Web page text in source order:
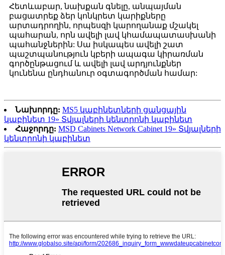
Հետևաբար, նախքան գնելը, անպայման
բացատրեք ձեր կոնկրետ կարիքները
արտադրողին, որպեսզի կարողանաք մշակել
պահարան, որն ավելի լավ կհամապատասխանի
պահանջներին: Սա իսկապես ավելի շատ
պաշտպանություն կբերի ապագա կիրառման
գործընթացում և ավելի լավ արդյունքներ
կունենա ընդհանուր օգտագործման համար:
Նախորդը: MS5 կաբինետների ցանցային
կաբինետ 19» Տվյալների կենտրոնի կաբինետ
Հաջորդը: MSD Cabinets Network Cabinet 19» Տվյալների
կենտրոնի կաբինետ